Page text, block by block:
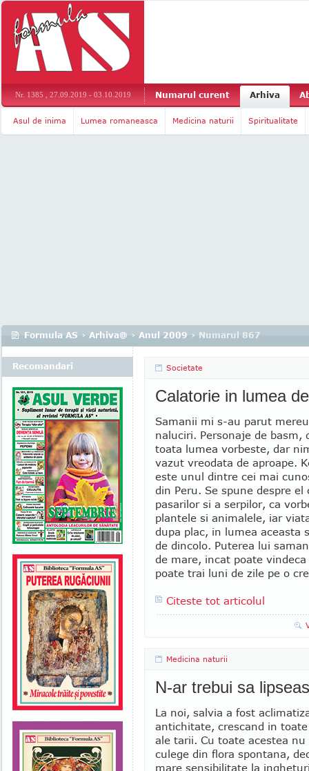
Nr. 1385 , 27.09.2019 - 03.10.2019 Numarul curent Arhiva
Asul de inima Lumea romaneasca Medicina naturii Spiritualitate
Formula AS › Arhiva@ › Anul 2009 › Numarul 867
Societate
Calatorie in lumea
Samanii mi s-au parut
naluciri. Personaje de basm,
toata lumea vorbeste, dar
vazut vreodata de aproape.
este unul dintre cei mai
din Peru. Se spune despre el
pasarilor si a serpilor, ca
plantele si animalele, iar
dupa plac, in lumea aceasta
de dincolo. Puterea lui
de mare, incat poate vindeca
poate trai luni de zile pe o
Citeste tot articolul
Medicina naturii
N-ar trebui sa
La noi, salvia a fost
antichitate, crescand in
ale tarii. Cu toate acestea
culege din flora spontana,
mare sensibilitate la
Recomandari